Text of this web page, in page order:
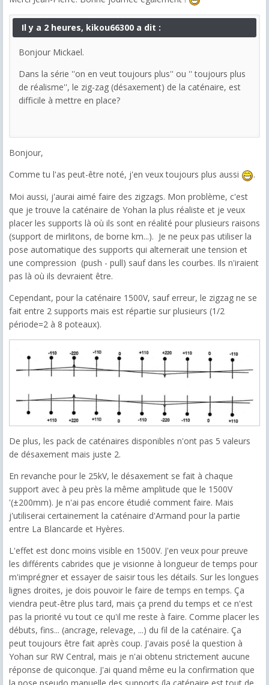
Il y a 2 heures, kikou66300 a dit :
Bonjour Mickael.
Dans la série ''on en veut toujours plus'' ou '' toujours plus
de réalisme'', le zig-zag (désaxement) de la caténaire, est
difficile à mettre en place?
Bonjour,
Comme tu l'as peut-être noté, j'en veux toujours plus aussi
.
Moi aussi, j'aurai aimé faire des zigzags. Mon problème, c'est
que je trouve la caténaire de Yohan la plus réaliste et je veux
placer les supports là où ils sont en réalité pour plusieurs raisons
(support de mirlitons, de borne km...). Je ne peux pas utiliser la
pose automatique des supports qui alternerait une tension et
une compression (push - pull) sauf dans les courbes. Ils n'iraient
pas là où ils devraient être.
Cependant, pour la caténaire 1500V, sauf erreur, le zigzag ne se
fait entre 2 supports mais est répartie sur plusieurs (1/2
période=2 à 8 poteaux).
De plus, les pack de caténaires disponibles n'ont pas 5 valeurs
de désaxement mais juste 2.
En revanche pour le 25kV, le désaxement se fait à chaque
support avec à peu près la même amplitude que le 1500V
'(±200mm). Je n'ai pas encore étudié comment faire. Mais
j'utiliserai certainement la caténaire d'Armand pour la partie
entre La Blancarde et Hyères.
L'effet est donc moins visible en 1500V. J'en veux pour preuve
les différents cabrides que je visionne à longueur de temps pour
m'imprégner et essayer de saisir tous les détails. Sur les longues
lignes droites, je dois pouvoir le faire de temps en temps. Ça
viendra peut-être plus tard, mais ça prend du temps et ce n'est
pas la priorité vu tout ce qu'il me reste à faire. Comme placer les
débuts, fins... (ancrage, relevage, ...) du fil de la caténaire. Ça
peut toujours être fait après coup. J'avais posé la question à
Yohan sur RW Central, mais je n'ai obtenu strictement aucune
réponse de quiconque. J'ai quand même eu la confirmation que